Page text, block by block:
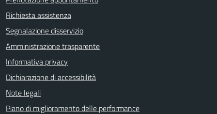
Richiesta assistenza
Segnalazione disservizio
Amministrazione trasparente
Informativa privacy
Dichiarazione di accessibilità
Note legali
Piano di miglioramento delle performance